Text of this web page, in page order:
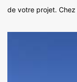
de votre projet. Chez